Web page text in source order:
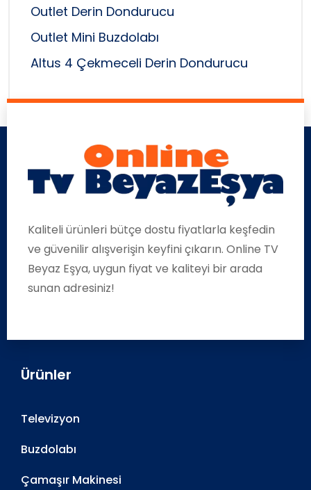
Outlet Derin Dondurucu
Outlet Mini Buzdolabı
Altus 4 Çekmeceli Derin Dondurucu
Kaliteli ürünleri bütçe dostu fiyatlarla keşfedin
ve güvenilir alışverişin keyfini çıkarın. Online TV
Beyaz Eşya, uygun fiyat ve kaliteyi bir arada
sunan adresiniz!
Ürünler
Televizyon
Buzdolabı
Çamaşır Makinesi